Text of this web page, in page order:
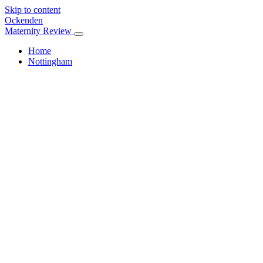
Skip to content
Ockenden
Maternity Review
Home
Nottingham